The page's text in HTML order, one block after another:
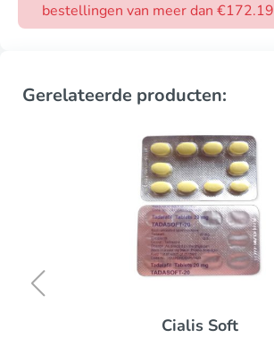
bestellingen van meer dan €172.19
Gerelateerde producten:
Cialis Soft